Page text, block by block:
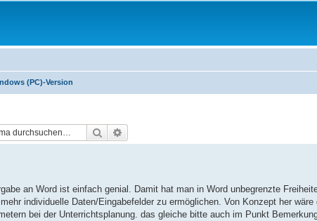
(PC)-Version
Suche
an Word ist einfach genial. Damit hat man in Word unbegrenzte
individuelle Daten/Eingabefelder zu ermöglichen. Von Konzept her
bei der Unterrichtsplanung. das gleiche bitte auch im Punkt